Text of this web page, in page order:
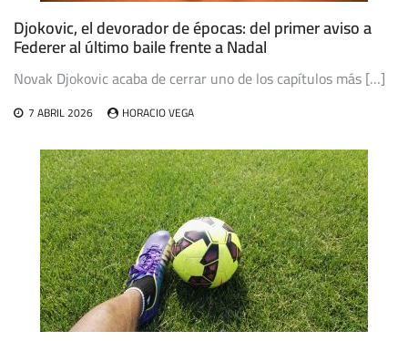
Djokovic, el devorador de épocas: del primer aviso a
Federer al último baile frente a Nadal
Novak Djokovic acaba de cerrar uno de los capítulos más […]
7 ABRIL 2026 HORACIO VEGA